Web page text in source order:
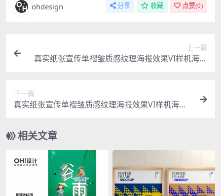
ohdesign 分享 收藏 点赞(0)
上一篇
真实纸张宣传单褶皱质感纹理海报效果VI样机海报
下一篇
真实纸张宣传单褶皱质感纹理海报效果VI样机海报
相关文章